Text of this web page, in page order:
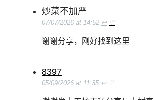
炒菜不加严
07/07/2026 at 14:52 ↩ ♡
谢谢分享，刚好找到这里
8397
05/09/2026 at 11:35 ↩ ♡